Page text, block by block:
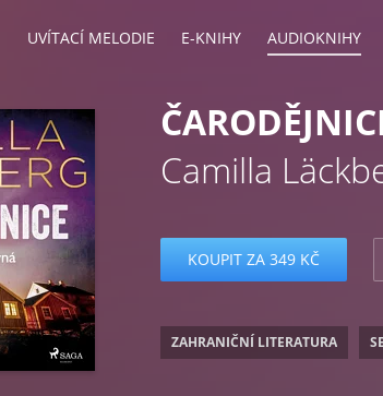
UVÍTACÍ MELODIE E-KNIHY AUDIOKNIHY
Camilla
KOUPIT ZA 349 KČ
ZAHRANIČNÍ LITERATURA